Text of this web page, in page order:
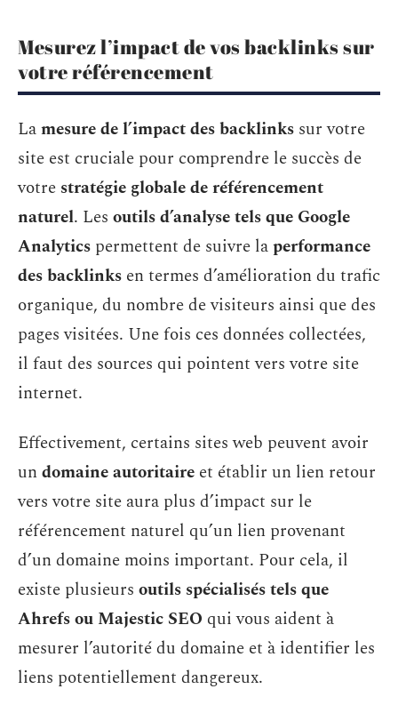
Mesurez l’impact de vos backlinks sur
votre référencement
Lamesure de l’impact des backlinks sur votre
site est cruciale pour comprendre le succès de
votre stratégie globale de référencement
naturel. Les outils d’analyse tels que Google
Analytics permettent de suivre laperformance
des backlinks en termes d’amélioration du trafic
organique, du nombre de visiteurs ainsi que des
pages visitées. Une fois ces données collectées,
il faut des sources qui pointent vers votre site
internet.
Effectivement, certains sites web peuvent avoir
undomaine autoritaire et établir un lien retour
vers votre site aura plus d’impact sur le
référencement naturel qu’un lien provenant
d’un domaine moins important. Pour cela, il
existe plusieurs outils spécialisés tels que
Ahrefs ou Majestic SEO qui vous aident à
mesurer l’autorité du domaine et à identifier les
liens potentiellement dangereux.